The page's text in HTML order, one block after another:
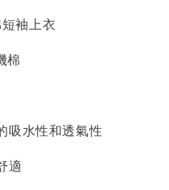
袖上衣
棉
吸水性和透氣性
適